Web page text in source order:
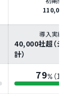
導入実績
40,000社超（シ
計）
79% （